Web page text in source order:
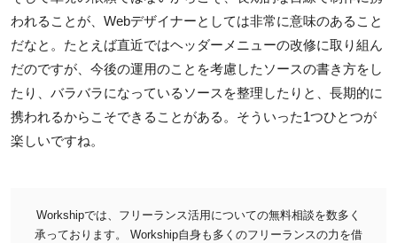
われることが、Webデザイナーとしては非常に意味のあること
だなと。たとえば直近ではヘッダーメニューの改修に取り組ん
だのですが、今後の運用のことを考慮したソースの書き方をし
たり、バラバラになっているソースを整理したりと、長期的に
携われるからこそできることがある。そういった1つひとつが
楽しいですね。
Workshipでは、フリーランス活用についての無料相談を数多く
承っております。
Workship自身も多くのフリーランスの力を借